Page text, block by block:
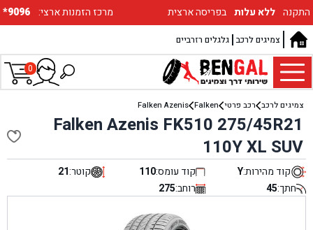
*9096 :מרכז הזמנות ארצי התקנה ללא עלות בפריסה ארצית
גלגלים רזרביים צמיגים לרכב
0
צמיגים לרכב רכב פרטי Falken
Falken Azenis
Falken Azenis FK510 275/45R21
110Y XL SUV
קוד מהירות:Y קוד עומס:110 קוטר:21
חתך:45 רוחב:275